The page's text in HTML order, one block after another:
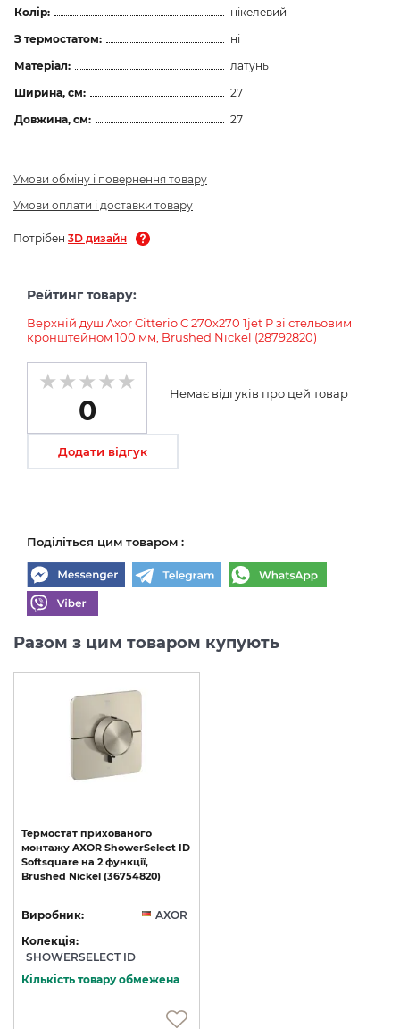
Колір:
нікелевий
З термостатом:
ні
Матеріал:
латунь
Ширина, см:
27
Довжина, см:
27
Умови обміну і повернення товару
Умови оплати і доставки товару
Потрібен 3D дизайн
Рейтинг товару:
Верхній душ Axor Citterio C 270х270 1jet P зі стельовим
кронштейном 100 мм, Brushed Nickel (28792820)
0
Немає відгуків про цей товар
Додати відгук
Поділіться цим товаром :
Разом з цим товаром купують
Термостат прихованого
монтажу AXOR ShowerSelect ID
Softsquare на 2 функції,
Brushed Nickel (36754820)
Виробник:
AXOR
Колекція:
SHOWERSELECT ID
Кількість товару обмежена